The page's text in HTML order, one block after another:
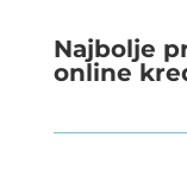
Najbolje
online